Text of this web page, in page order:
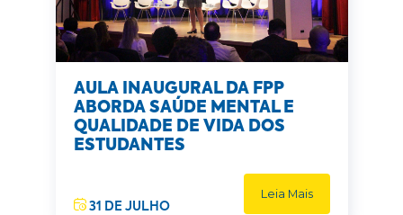
AULA INAUGURAL DA FPP
ABORDA SAÚDE MENTAL E
QUALIDADE DE VIDA DOS
ESTUDANTES
31 DE JULHO
Leia Mais